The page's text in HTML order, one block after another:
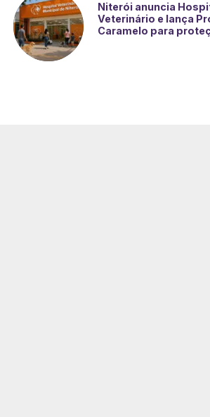
Niterói anuncia
Veterinário e lança
Caramelo para